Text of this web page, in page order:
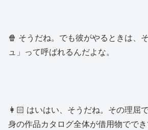
🍿 そうだね。でも彼がやるときは、
ュ」って呼ばれるんだよな。
👩🏻 はいはい、そうだね。その理
身の作品カタログ全体が借用物でで